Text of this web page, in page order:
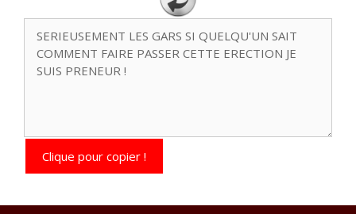
Clique pour copier !